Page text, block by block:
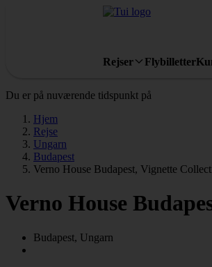
Rejser Flybilletter
Du er på nuværende tidspunkt på
Hjem
Rejse
Ungarn
Budapest
Verno House Budapest, Vignette
Verno House
Budapest, Ungarn